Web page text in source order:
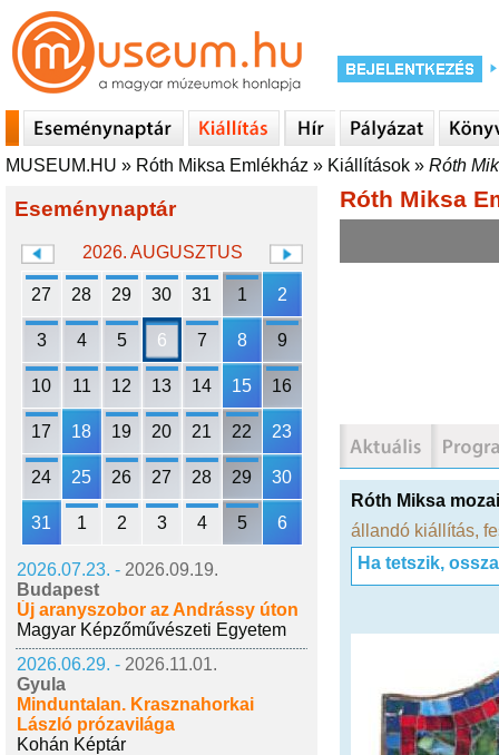
MUSEUM.HU » Róth Miksa Emlékház » Kiállítások » Róth
Eseménynaptár
2026. AUGUSZTUS
27 28 29 30 31 1 2
3 4 5 6 7 8 9
10 11 12 13 14 15 16
17 18 19 20 21 22 23
24 25 26 27 28 29 30
31 1 2 3 4 5 6
2026.07.23. - 2026.09.19.
Budapest
Új aranyszobor az Andrássy úton
Magyar Képzőművészeti Egyetem
2026.06.29. - 2026.11.01.
Gyula
Minduntalan. Krasznahorkai
László prózavilága
Kohán Képtár
Róth Miksa
Róth Miksa
állandó kiállítás,
Ha tetszik,